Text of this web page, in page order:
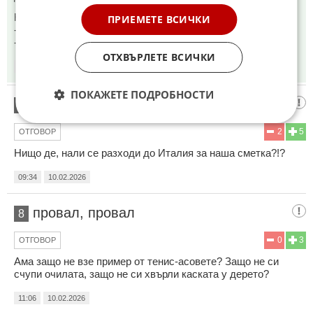
Не е луд, който яде баницата....
-Какво работиш?
-Ритам топка.
10.02.2026
Нали?
5
2
ОТГОВОР
Нищо де, нали се разходи до Италия за наша сметка?!?
09:34 10.02.2026
8 провал, провал
3
0
ОТГОВОР
Ама защо не взе пример от тенис-асовете? Защо не си
счупи очилата, защо не си хвърли каската у дерето?
11:06 10.02.2026
ПРИЕМЕТЕ ВСИЧКИ
ОТХВЪРЛЕТЕ ВСИЧКИ
ПОКАЖЕТЕ ПОДРОБНОСТИ